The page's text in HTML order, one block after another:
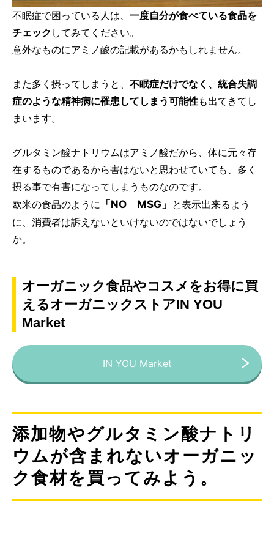
不眠症で困っている人は、 一度自分が食べている食品を
チェック してみてください。
意外なものにアミノ酸の記載があるかもしれません。
また多く摂ってしまうと、 不眠症だけでなく、統合失調
症のような精神病に罹患してしまう可能性も出てきてし
まいます。
グルタミン酸ナトリウムはアミノ酸だから、体に元々存
在するものであるから害はないと思わせていても、多く
摂る事で有害になってしまうものなのです。
欧米の食品のように 「NO MSG」 と表示出来るよう
に、消費者は訴えないといけないのではないでしょう
か。
オーガニック食品やコスメをお得に買
えるオーガニックストアIN YOU
Market
IN YOU Market
添加物やグルタミン酸ナトリ
ウムが含まれないオーガニッ
ク食材を買ってみよう。